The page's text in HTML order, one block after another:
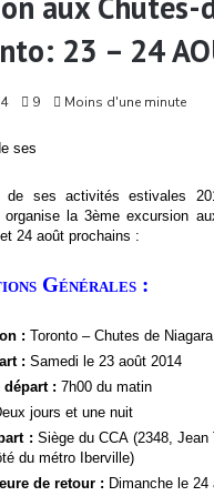
23 – 24
9 Moins d'une minute
ses
de ses activités estivales
organisela 3ème excursion
24 août prochains :
Générales :
: Toronto – Chutes de Niagara
: Samedi le 23 août 2014
départ: 7h00 du matin
jours et une nuit
: SiègeduCCA(2348, Jean
du métro Iberville)
de retour : Dimanche le 24